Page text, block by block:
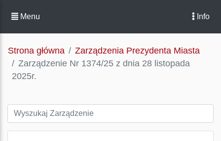
Menu Info
Strona główna
Zarządzenia Prezydenta Miasta
Zarządzenie Nr 1374/25 z dnia 28 listopada
2025r.